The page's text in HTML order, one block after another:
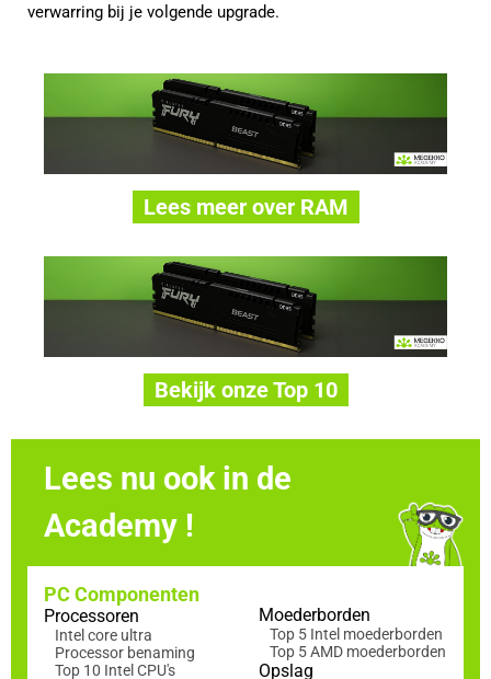
verwarring bij je volgende upgrade.
Lees meer over RAM
Bekijk onze Top 10
Lees nu ook in de
Academy !
PC Componenten
Processoren
Intel core ultra
Processor benaming
Top 10 Intel CPU's
Moederborden
Top 5 Intel moederborden
Top 5 AMD moederborden
Opslag